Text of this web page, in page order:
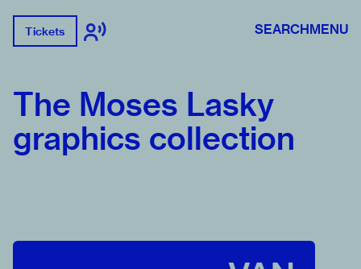
Tickets SEARCHMENU
The Moses Lasky
graphics collection